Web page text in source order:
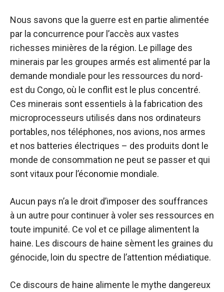
Nous savons que la guerre est en partie alimentée
par la concurrence pour l’accès aux vastes
richesses minières de la région. Le pillage des
minerais par les groupes armés est alimenté par la
demande mondiale pour les ressources du nord-
est du Congo, où le conflit est le plus concentré.
Ces minerais sont essentiels à la fabrication des
microprocesseurs utilisés dans nos ordinateurs
portables, nos téléphones, nos avions, nos armes
et nos batteries électriques – des produits dont le
monde de consommation ne peut se passer et qui
sont vitaux pour l’économie mondiale.
Aucun pays n’a le droit d’imposer des souffrances
à un autre pour continuer à voler ses ressources en
toute impunité. Ce vol et ce pillage alimentent la
haine. Les discours de haine sèment les graines du
génocide, loin du spectre de l’attention médiatique.
Ce discours de haine alimente le mythe dangereux